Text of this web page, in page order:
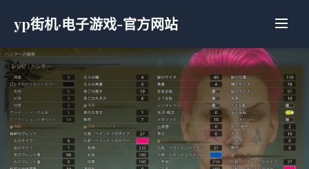
yp街机·电子游戏-官方网站